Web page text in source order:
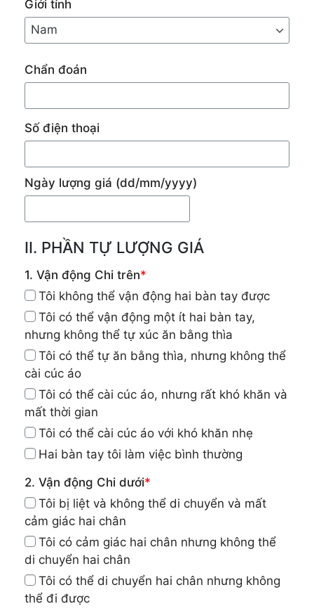
Giới tính
Chẩn đoán
Số điện thoại
Ngày lượng giá (dd/mm/yyyy)
II. PHẦN TỰ LƯỢNG GIÁ
1. Vận động Chi trên*
Tôi không thể vận động hai bàn tay được
Tôi có thể vận động một ít hai bàn tay,
nhưng không thể tự xúc ăn bằng thìa
Tôi có thể tự ăn bằng thìa, nhưng không thể
cài cúc áo
Tôi có thể cài cúc áo, nhưng rất khó khăn và
mất thời gian
Tôi có thể cài cúc áo với khó khăn nhẹ
Hai bàn tay tôi làm việc bình thường
2. Vận động Chi dưới*
Tôi bị liệt và không thể di chuyển và mất
cảm giác hai chân
Tôi có cảm giác hai chân nhưng không thể
di chuyển hai chân
Tôi có thể di chuyển hai chân nhưng không
thể đi được